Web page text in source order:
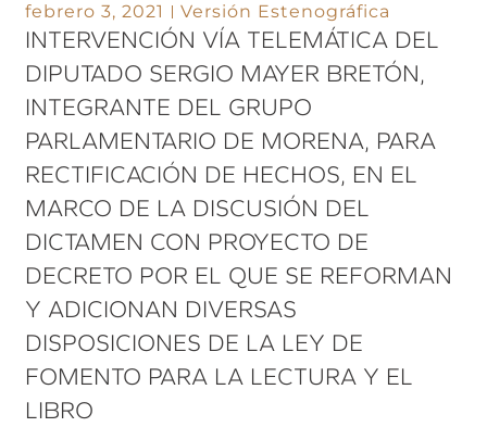
febrero 3, 2021 Versión Estenográfica
INTERVENCIÓN VÍA TELEMÁTICA DEL
DIPUTADO SERGIO MAYER BRETÓN,
INTEGRANTE DEL GRUPO
PARLAMENTARIO DE MORENA, PARA
RECTIFICACIÓN DE HECHOS, EN EL
MARCO DE LA DISCUSIÓN DEL
DICTAMEN CON PROYECTO DE
DECRETO POR EL QUE SE REFORMAN
Y ADICIONAN DIVERSAS
DISPOSICIONES DE LA LEY DE
FOMENTO PARA LA LECTURA Y EL
LIBRO